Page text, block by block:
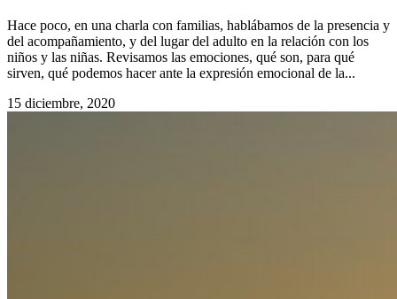
Hace poco, en una charla con familias, hablábamos de la presencia y
del acompañamiento, y del lugar del adulto en la relación con los
niños y las niñas. Revisamos las emociones, qué son, para qué
sirven, qué podemos hacer ante la expresión emocional de la...
15 diciembre, 2020